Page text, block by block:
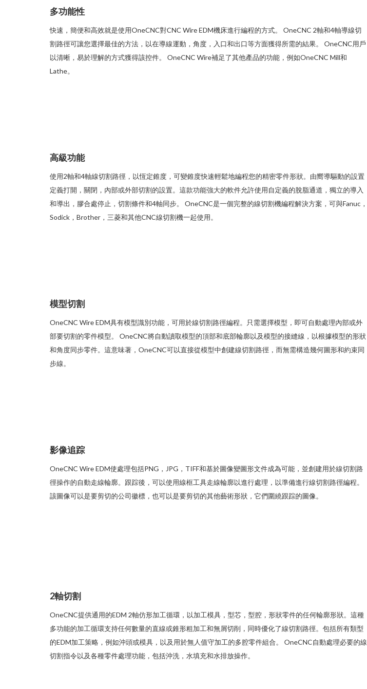
多功能性
快速，簡便和高效就是使用OneCNC對CNC Wire EDM機床進行編程的方式。 OneCNC 2軸和4軸導線切
割路徑可讓您選擇最佳的方法，以在導線運動，角度，入口和出口等方面獲得所需的結果。 OneCNC用戶
以清晰，易於理解的方式獲得該控件。 OneCNC Wire補足了其他產品的功能，例如OneCNC Mill和
Lathe。
高級功能
使用2軸和4軸線切割路徑，以恆定錐度，可變錐度快速輕鬆地編程您的精密零件形狀。由嚮導驅動的設置
定義打開，關閉，內部或外部切割的設置。這款功能強大的軟件允許使用自定義的脫脂通道，獨立的導入
和導出，膠合處停止，切割條件和4軸同步。 OneCNC是一個完整的線切割機編程解決方案，可與Fanuc，
Sodick，Brother，三菱和其他CNC線切割機一起使用。
模型切割
OneCNC Wire EDM具有模型識別功能，可用於線切割路徑編程。只需選擇模型，即可自動處理內部或外
部要切割的零件模型。 OneCNC將自動讀取模型的頂部和底部輪廓以及模型的接縫線，以根據模型的形狀
和角度同步零件。這意味著，OneCNC可以直接從模型中創建線切割路徑，而無需構造幾何圖形和約束同
步線。
影像追踪
OneCNC Wire EDM使處理包括PNG，JPG，TIFF和基於圖像變圖形文件成為可能，並創建用於線切割路
徑操作的自動走線輪廓。跟踪後，可以使用線框工具走線輪廓以進行處理，以準備進行線切割路徑編程。
該圖像可以是要剪切的公司徽標，也可以是要剪切的其他藝術形狀，它們圍繞跟踪的圖像。
2軸切割
OneCNC提供通用的EDM 2軸仿形加工循環，以加工模具，型芯，型腔，形狀零件的任何輪廓形狀。這種
多功能的加工循環支持任何數量的直線或錐形粗加工和無屑切削，同時優化了線切割路徑。包括所有類型
的EDM加工策略，例如沖頭或模具，以及用於無人值守加工的多腔零件組合。 OneCNC自動處理必要的線
切割指令以及各種零件處理功能，包括沖洗，水填充和水排放操作。